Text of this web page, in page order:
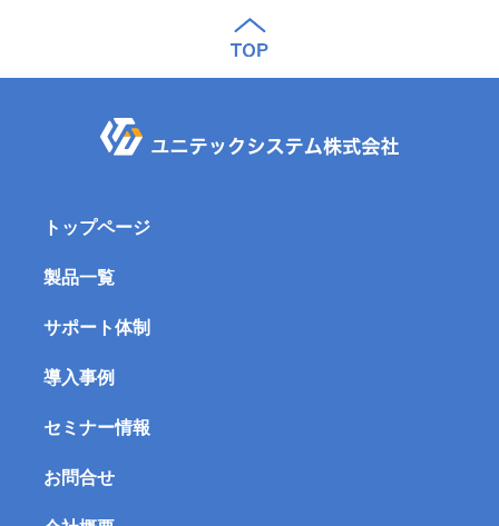
トップページ
製品一覧
サポート体制
導入事例
セミナー情報
お問合せ